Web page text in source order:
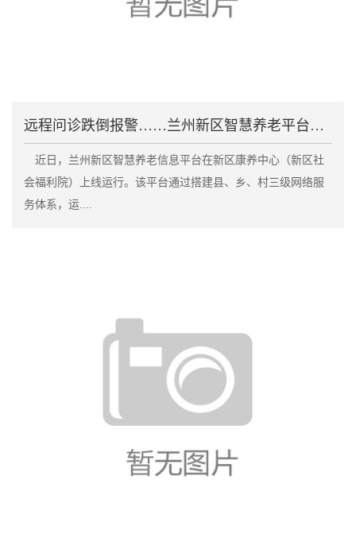
远程问诊跌倒报警……兰州新区智慧养老平台上线
近日，兰州新区智慧养老信息平台在新区康养中心（新区社
会福利院）上线运行。该平台通过搭建县、乡、村三级网络服
务体系，运....